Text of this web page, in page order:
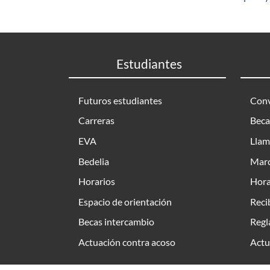
Estudiantes
Futuros estudiantes
Carreras
EVA
Bedelia
Horarios
Espacio de orientación
Becas intercambio
Actuación contra acoso